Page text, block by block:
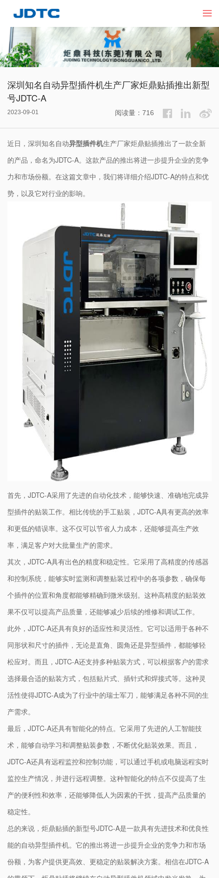
深圳知名自动异型插件机生产厂家炬鼎贴插推出新型
号JDTC-A
2023-09-01 阅读量：716
近日，深圳知名自动异型插件机生产厂家炬鼎贴插推出了一款全新
的产品，命名为JDTC-A。这款产品的推出将进一步提升企业的竞争
力和市场份额。在这篇文章中，我们将详细介绍JDTC-A的特点和优
势，以及它对行业的影响。
首先，JDTC-A采用了先进的自动化技术，能够快速、准确地完成异
型插件的贴装工作。相比传统的手工贴装，JDTC-A具有更高的效率
和更低的错误率。这不仅可以节省人力成本，还能够提高生产效
率，满足客户对大批量生产的需求。
其次，JDTC-A具有出色的精度和稳定性。它采用了高精度的传感器
和控制系统，能够实时监测和调整贴装过程中的各项参数，确保每
个插件的位置和角度都能够精确到微米级别。这种高精度的贴装效
果不仅可以提高产品质量，还能够减少后续的维修和调试工作。
此外，JDTC-A还具有良好的适应性和灵活性。它可以适用于各种不
同形状和尺寸的插件，无论是直角、圆角还是异型插件，都能够轻
松应对。而且，JDTC-A还支持多种贴装方式，可以根据客户的需求
选择最合适的贴装方式，包括贴片式、插针式和焊接式等。这种灵
活性使得JDTC-A成为了行业中的瑞士军刀，能够满足各种不同的生
产需求。
最后，JDTC-A还具有智能化的特点。它采用了先进的人工智能技
术，能够自动学习和调整贴装参数，不断优化贴装效果。而且，
JDTC-A还具有远程监控和控制功能，可以通过手机或电脑远程实时
监控生产情况，并进行远程调整。这种智能化的特点不仅提高了生
产的便利性和效率，还能够降低人为因素的干扰，提高产品质量的
稳定性。
总的来说，炬鼎贴插的新型号JDTC-A是一款具有先进技术和优良性
能的自动异型插件机。它的推出将进一步提升企业的竞争力和市场
份额，为客户提供更高效、更稳定的贴装解决方案。相信在JDTC-A